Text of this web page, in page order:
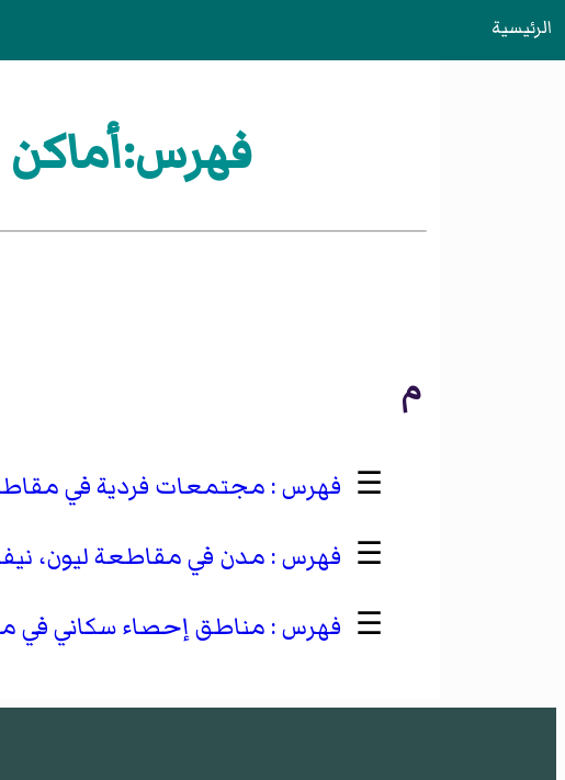
الرئيسية
فهرس:أماكن
م
☰
مجتمعات فردية في
☰
مدن في مقاطعة ليون،
☰
مناطق إحصاء سكاني في